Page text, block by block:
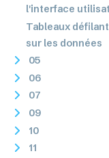
l'interface
Tableaux
sur les données
05
06
07
09
10
11